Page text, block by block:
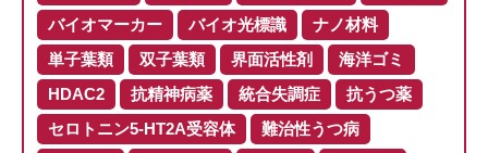
バイオマーカー
バイオ光標識
ナノ材料
単子葉類
双子葉類 界面活性剤
海洋ゴミ
HDAC2
抗精神病薬 統合失調症
抗うつ薬
セロトニン5-HT2A受容体
難治性うつ病